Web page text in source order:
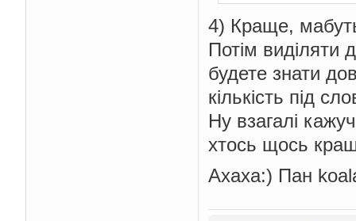
4) Краще,
Потім виділяти
будете знати
кількість під
Ну взагалі
хтось щось
Ахаха:) Пан